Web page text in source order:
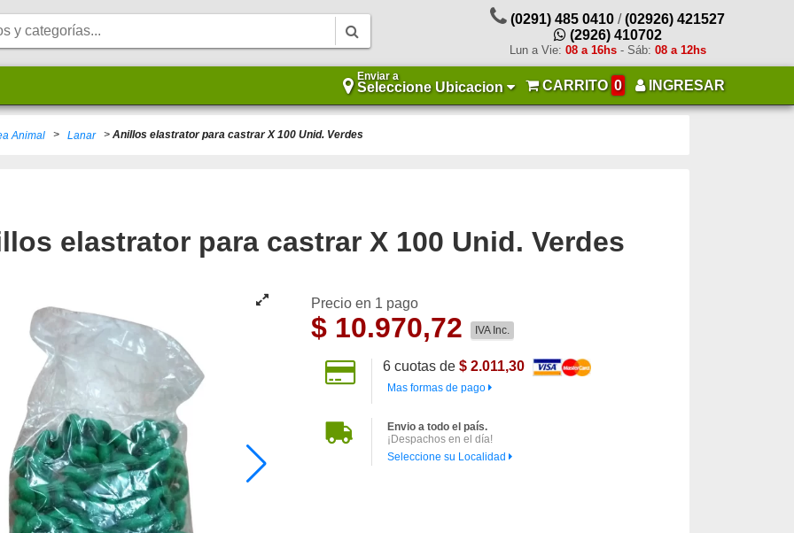
(0291) 485 0410 /(02926) 421527
(2926) 410702
Lun a Vie: 08 a 16hs- Sáb: 08 a 12hs
Enviar a
Seleccione Ubicacion CARRITO 0 INGRESAR
Animal > Lanar > Anillos elastrator para castrar X 100 Unid. Verdes
elastrator para castrar X 100 Unid. Verdes
Precio en 1 pago
$ 10.970,72 IVA Inc.
6cuotas de $ 2.011,30
Mas formas de pago
Envio a todo el país.
¡Despachos en el día!
Seleccione su Localidad